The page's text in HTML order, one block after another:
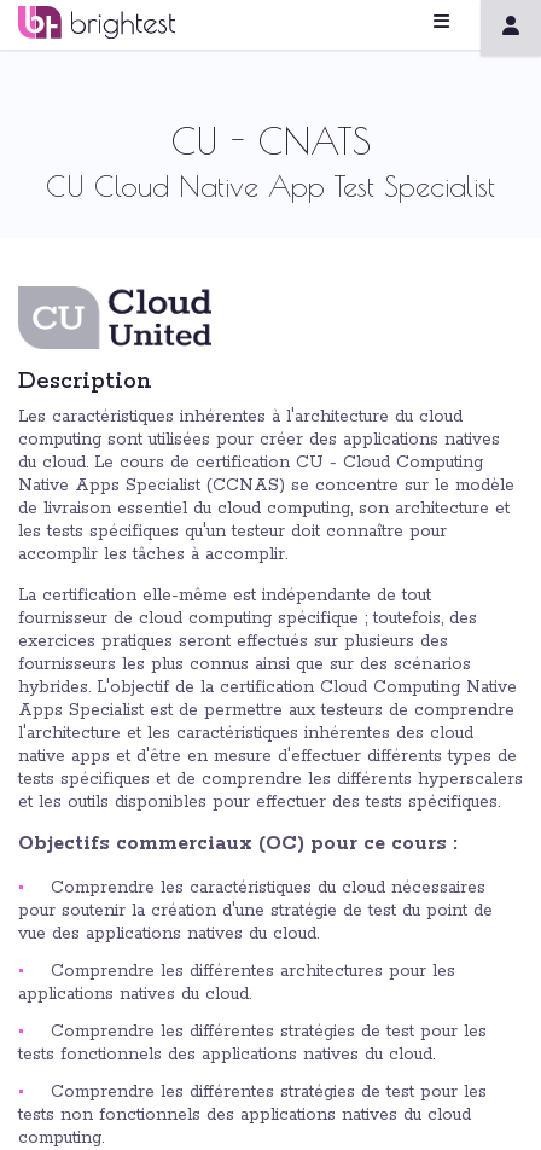
CU - CNATS
CU Cloud Native App Test Specialist
Description
Les caractéristiques inhérentes à l'architecture du cloud
computing sont utilisées pour créer des applications natives
du cloud. Le cours de certification CU - Cloud Computing
Native Apps Specialist (CCNAS) se concentre sur le modèle
de livraison essentiel du cloud computing, son architecture et
les tests spécifiques qu'un testeur doit connaître pour
accomplir les tâches à accomplir.
La certification elle-même est indépendante de tout
fournisseur de cloud computing spécifique ; toutefois, des
exercices pratiques seront effectués sur plusieurs des
fournisseurs les plus connus ainsi que sur des scénarios
hybrides. L'objectif de la certification Cloud Computing Native
Apps Specialist est de permettre aux testeurs de comprendre
l'architecture et les caractéristiques inhérentes des cloud
native apps et d'être en mesure d'effectuer différents types de
tests spécifiques et de comprendre les différents hyperscalers
et les outils disponibles pour effectuer des tests spécifiques.
Objectifs commerciaux (OC) pour ce cours :
Comprendre les caractéristiques du cloud nécessaires
pour soutenir la création d'une stratégie de test du point de
vue des applications natives du cloud.
Comprendre les différentes architectures pour les
applications natives du cloud.
Comprendre les différentes stratégies de test pour les
tests fonctionnels des applications natives du cloud.
Comprendre les différentes stratégies de test pour les
tests non fonctionnels des applications natives du cloud
computing.